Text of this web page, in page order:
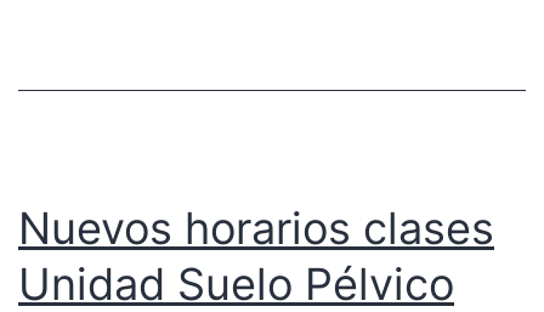
Nuevos horarios clases
Unidad Suelo Pélvico